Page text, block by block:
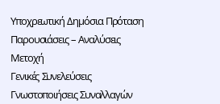
Υποχρεωτική Δημόσια Πρόταση
Παρουσιάσεις – Αναλύσεις
Μετοχή
Γενικές Συνελεύσεις
Γνωστοποιήσεις Συναλλαγών